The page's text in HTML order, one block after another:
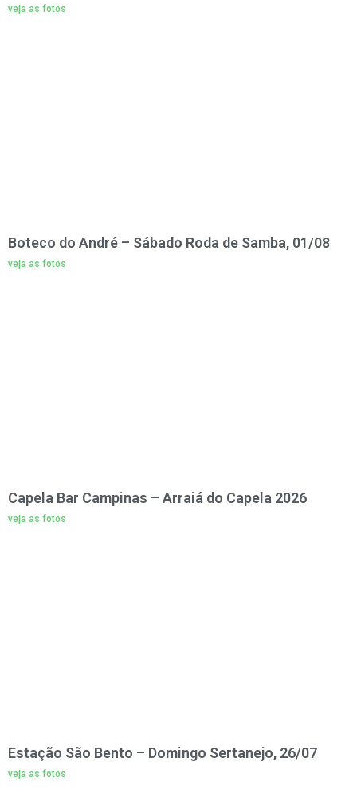
veja as fotos
Boteco do André – Sábado Roda de Samba, 01/08
veja as fotos
Capela Bar Campinas – Arraiá do Capela 2026
veja as fotos
Estação São Bento – Domingo Sertanejo, 26/07
veja as fotos